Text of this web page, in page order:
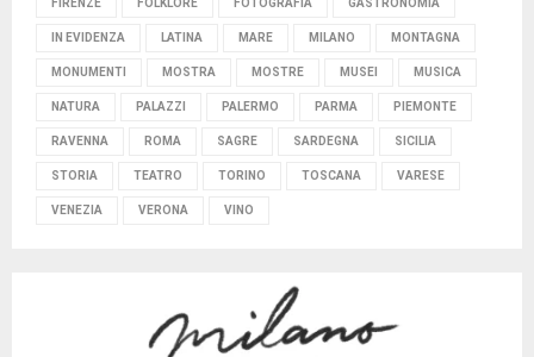
IN EVIDENZA LATINA MARE MILANO MONTAGNA
MONUMENTI MOSTRA MOSTRE MUSEI MUSICA
NATURA PALAZZI PALERMO PARMA PIEMONTE
RAVENNA ROMA SAGRE SARDEGNA SICILIA
STORIA TEATRO TORINO TOSCANA VARESE
VENEZIA VERONA VINO